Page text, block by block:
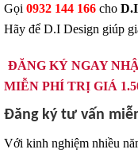
Gọi 0932 144 166 cho
Hãy để D.I Design giúp
ĐĂNG KÝ NGAY
MIỄN PHÍ TRỊ GIÁ
Đăng ký tư vấn
Với kinh nghiệm nhiều